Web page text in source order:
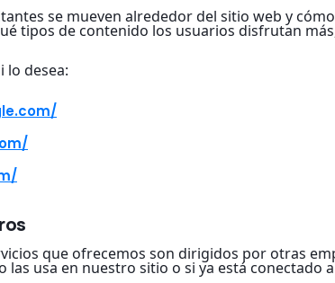
se mueven alrededor del sitio web y
tipos de contenido los usuarios disfrutan
lo desea:
que ofrecemos son dirigidos por otras
usa en nuestro sitio o si ya está conectado